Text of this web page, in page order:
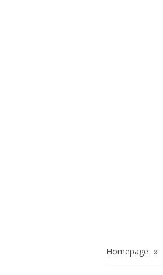
Homepage »